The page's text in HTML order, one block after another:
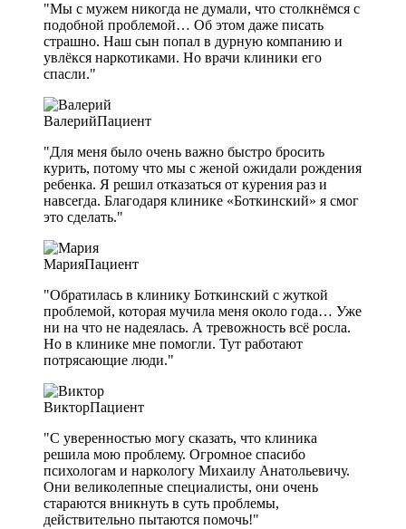
"Мы с мужем никогда не думали, что столкнёмся с
подобной проблемой… Об этом даже писать
страшно. Наш сын попал в дурную компанию и
увлёкся наркотиками. Но врачи клиники его
спасли."
ВалерийПациент
"Для меня было очень важно быстро бросить
курить, потому что мы с женой ожидали рождения
ребенка. Я решил отказаться от курения раз и
навсегда. Благодаря клинике «Боткинский» я смог
это сделать."
МарияПациент
"Обратилась в клинику Боткинский с жуткой
проблемой, которая мучила меня около года… Уже
ни на что не надеялась. А тревожность всё росла.
Но в клинике мне помогли. Тут работают
потрясающие люди."
ВикторПациент
"С уверенностью могу сказать, что клиника
решила мою проблему. Огромное спасибо
психологам и наркологу Михаилу Анатольевичу.
Они великолепные специалисты, они очень
стараются вникнуть в суть проблемы,
действительно пытаются помочь!"